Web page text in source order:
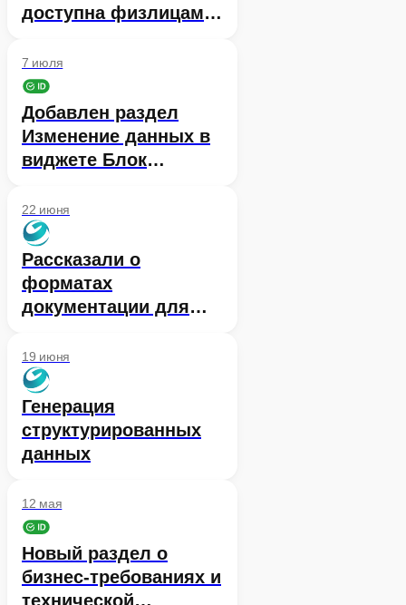
доступна физлицам
7 июля
Добавлен раздел
Изменение данных в
виджете Блок
документации Сбер ID
личный кабинет
22 июня
Рассказали о
форматах
документации для
при работе с LLM
19 июня
Генерация
структурированных
данных
12 мая
Новый раздел о
бизнес-требованиях и
технической